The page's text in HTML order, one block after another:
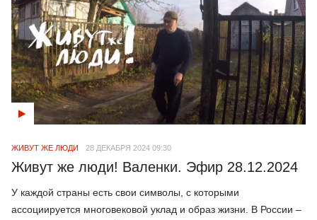
ЖИВУТ ЖЕ ЛЮДИ 28 ДЕКАБРЯ 2024 09:30
Живут же люди! Валенки. Эфир 28.12.2024
У каждой страны есть свои символы, с которыми
ассоциируется многовековой уклад и образ жизни. В России –